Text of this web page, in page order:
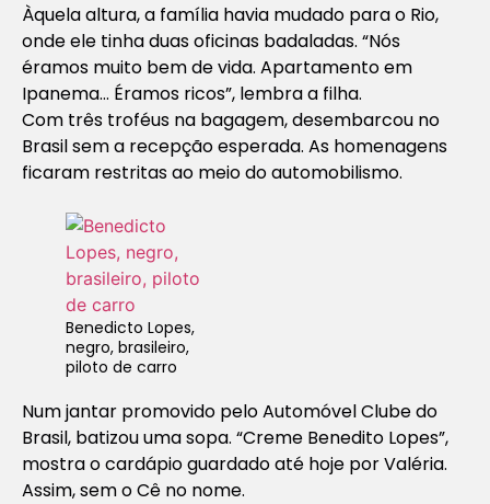
Àquela altura, a família havia mudado para o Rio,
onde ele tinha duas oficinas badaladas. “Nós
éramos muito bem de vida. Apartamento em
Ipanema… Éramos ricos”, lembra a filha.
Com três troféus na bagagem, desembarcou no
Brasil sem a recepção esperada. As homenagens
ficaram restritas ao meio do automobilismo.
Benedicto Lopes,
negro, brasileiro,
piloto de carro
Num jantar promovido pelo Automóvel Clube do
Brasil, batizou uma sopa. “Creme Benedito Lopes”,
mostra o cardápio guardado até hoje por Valéria.
Assim, sem o Cê no nome.